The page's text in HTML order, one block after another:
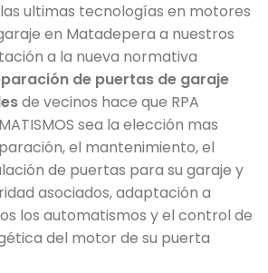
ultimas tecnologías en motores
en Matadepera a nuestros
a la nueva normativa
de puertas de garaje
de vecinos hace que RPA
sea la elección mas
el mantenimiento, el
de puertas para su garaje y
asociados, adaptación a
los automatismos y el control de
del motor de su puerta